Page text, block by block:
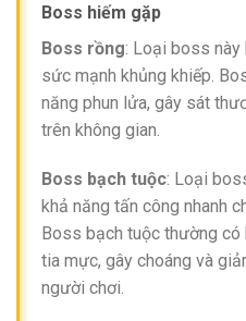
Boss hiếm gặp
Boss rồng: Loại boss này
sức mạnh khủng khiếp.
năng phun lửa, gây sát
trên không gian.
Boss bạch tuộc: Loại
khả năng tấn công nhanh
Boss bạch tuộc thường có
tia mực, gây choáng và
người chơi.